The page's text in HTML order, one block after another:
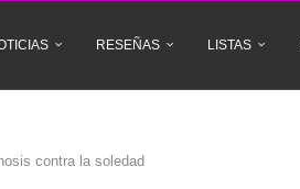
RESEÑAS LISTAS
contra la soledad